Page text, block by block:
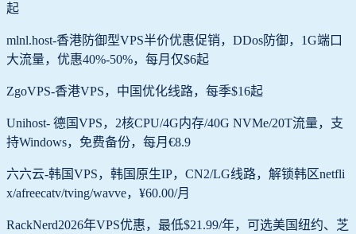
起
mlnl.host-香港防御型VPS半价优惠促销，DDos防御，1G端口
大流量，优惠40%-50%，每月仅$6起
ZgoVPS-香港VPS，中国优化线路，每季$16起
Unihost- 德国VPS，2核CPU/4G内存/40G NVMe/20T流量，支
持Windows，免费备份，每月€8.9
六六云-韩国VPS，韩国原生IP，CN2/LG线路，解锁韩区netfli
x/afreecatv/tving/wavve，¥60.00/月
RackNerd2026年VPS优惠，最低$21.99/年，可选美国纽约、芝